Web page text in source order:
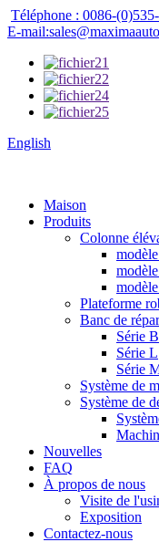
Téléphone : 0086-
E-
English
Maison
Produits
Colonne
Plateforme
Banc de
Série B
Série L
Série
Système de
Système de
Nouvelles
FAQ
À propos de nous
Visite de
Exposition
Contactez-nous